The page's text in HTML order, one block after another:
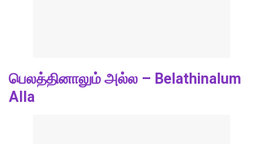
பெலத்தினாலும் அல்ல – Belathinalum
Alla